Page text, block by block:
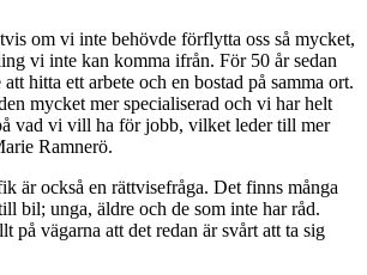
om vi inte behövde förflytta oss så mycket,
vi inte kan komma ifrån. För 50 år sedan
hitta ett arbete och en bostad på samma ort.
mycket mer specialiserad och vi har helt
vad vi vill ha för jobb, vilket leder till mer
Ramnerö.
är också en rättvisefråga. Det finns många
bil; unga, äldre och de som inte har råd.
på vägarna att det redan är svårt att ta sig